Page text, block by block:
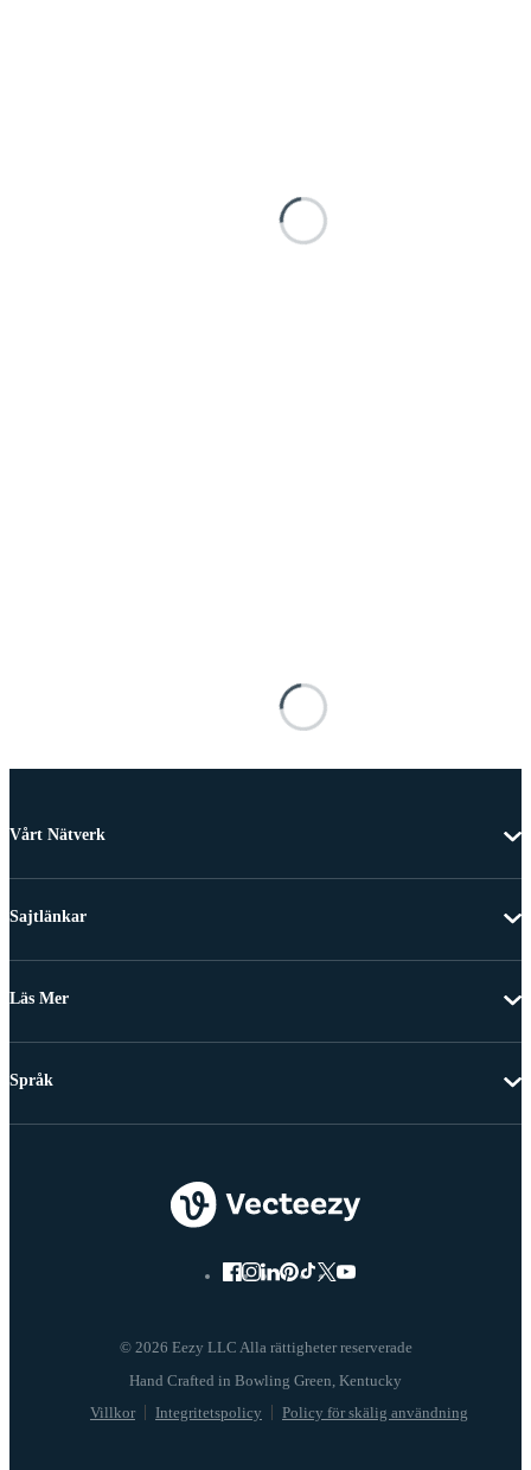
Vårt Nätverk
Sajtlänkar
Läs Mer
© 2026 Eezy LLC Alla rättigheter reserverade
Villkor Integritetspolicy Policy för skälig användning
Språk